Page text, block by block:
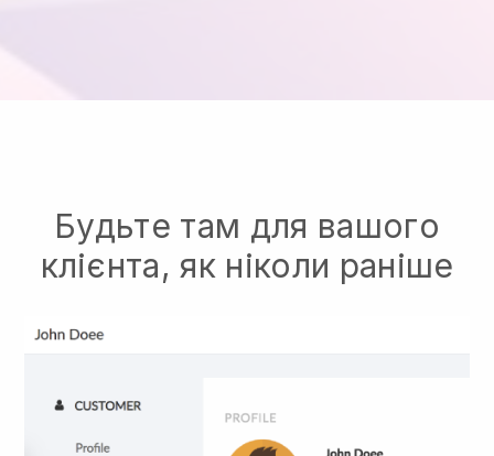
Будьте там для вашого
клієнта, як ніколи раніше